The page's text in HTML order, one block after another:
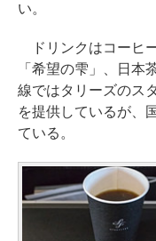
い。
ドリンクはコーヒ
「希望の雫」、日本
線ではタリーズのス
を提供しているが、
ている。